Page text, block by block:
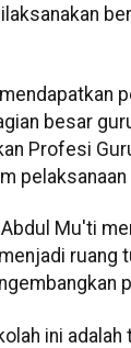
besar
Profesi
pelaksanaan
Mu'ti
ruang
ini